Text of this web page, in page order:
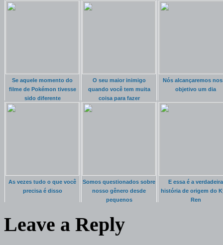
Se aquele momento do
filme de Pokémon tivesse
sido diferente
O seu maior inimigo
quando você tem muita
coisa para fazer
Nós alcançaremos
objetivo um dia
As vezes tudo o que você
precisa é disso
Somos questionados sobre
nosso gênero desde
pequenos
E essa é a verdadeira
história de origem do
Ren
Leave a Reply